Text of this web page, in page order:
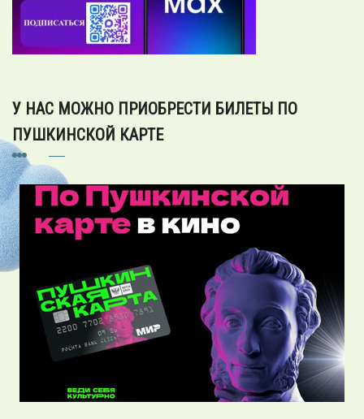
У НАС МОЖНО ПРИОБРЕСТИ БИЛЕТЫ ПО
ПУШКИНСКОЙ КАРТЕ